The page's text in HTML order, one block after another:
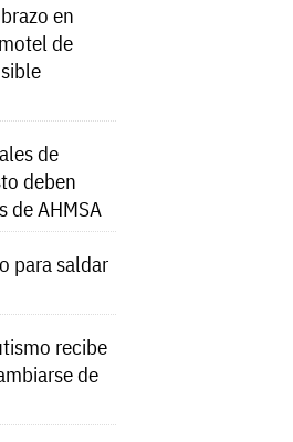
en
de
de
deben
de AHMSA
para saldar
recibe
de